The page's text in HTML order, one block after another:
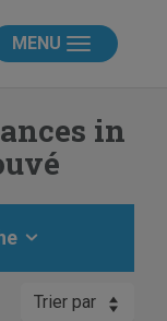
MENU
in
Trier par